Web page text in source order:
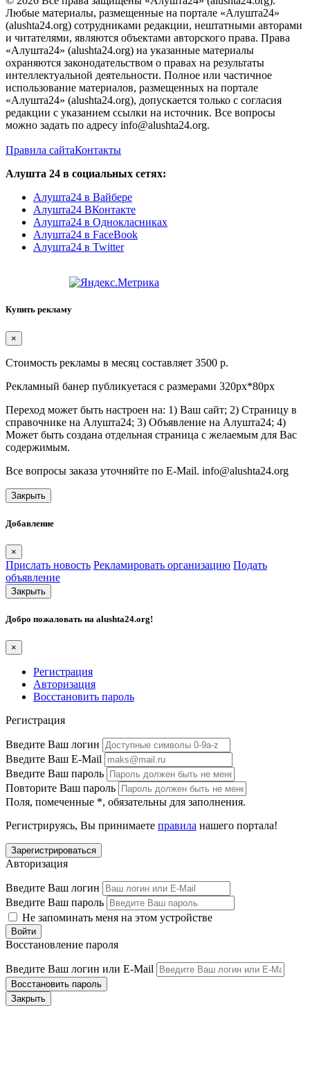
Любые материалы, размещенные на портале «Алушта24»
(alushta24.org) сотрудниками редакции, нештатными авторами
и читателями, являются объектами авторского права. Права
«Алушта24» (alushta24.org) на указанные материалы
охраняются законодательством о правах на результаты
интеллектуальной деятельности. Полное или частичное
использование материалов, размещенных на портале
«Алушта24» (alushta24.org), допускается только с согласия
редакции с указанием ссылки на источник. Все вопросы
можно задать по адресу info@alushta24.org.
Правила сайтаКонтакты
Алушта 24 в социальных сетях:
Алушта24 в Вайбере
Алушта24 ВКонтакте
Алушта24 в Однокласниках
Алушта24 в FaceBook
Алушта24 в Twitter
Купить рекламу
×
Стоимость рекламы в месяц составляет 3500 р.
Рекламный банер публикуетася с размерами 320px*80px
Переход может быть настроен на: 1) Ваш сайт; 2) Страницу в
справочнике на Алушта24; 3) Объявление на Алушта24; 4)
Может быть создана отдельная страница с желаемым для Вас
содержимым.
Все вопросы заказа уточняйте по E-Mail. info@alushta24.org
Закрыть
Добавление
×
Прислать новость Рекламировать организацию Подать
объявление
Закрыть
Добро пожаловать на alushta24.org!
×
Регистрация
Авторизация
Восстановить пароль
Регистрация
Введите Ваш логин
Введите Ваш E-Mail
Введите Ваш пароль
Повторите Ваш пароль
Поля, помеченные *, обязательны для заполнения.
Регистрируясь, Вы принимаете правила нашего портала!
Авторизация
Введите Ваш логин
Введите Ваш пароль
Не запоминать меня на этом устройстве
Восстановление пароля
Введите Ваш логин или E-Mail
Закрыть